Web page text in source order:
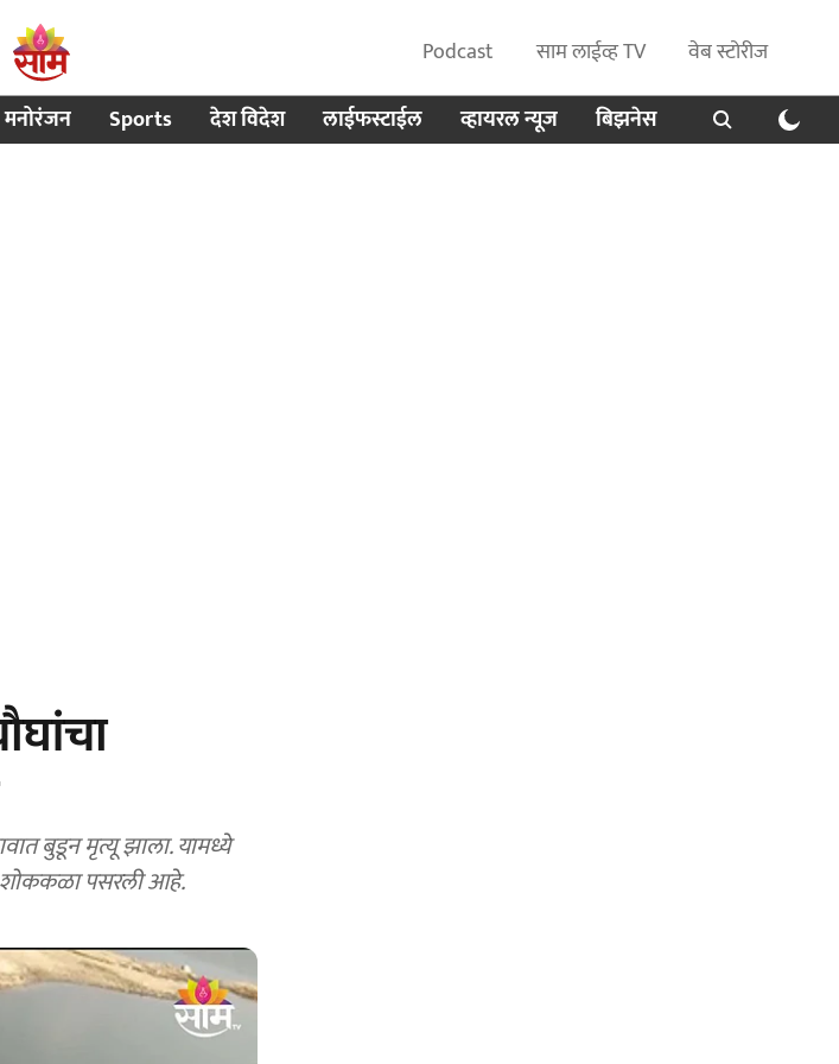
Podcast साम लाईव्ह TV
वेब स्टोरीज
मनोरंजन Sports देश विदेश लाईफस्टाईल व्हायरल न्यूज बिझनेस
बुडून मृत्यू झाला. यामध्ये
शोककळा पसरली आहे.